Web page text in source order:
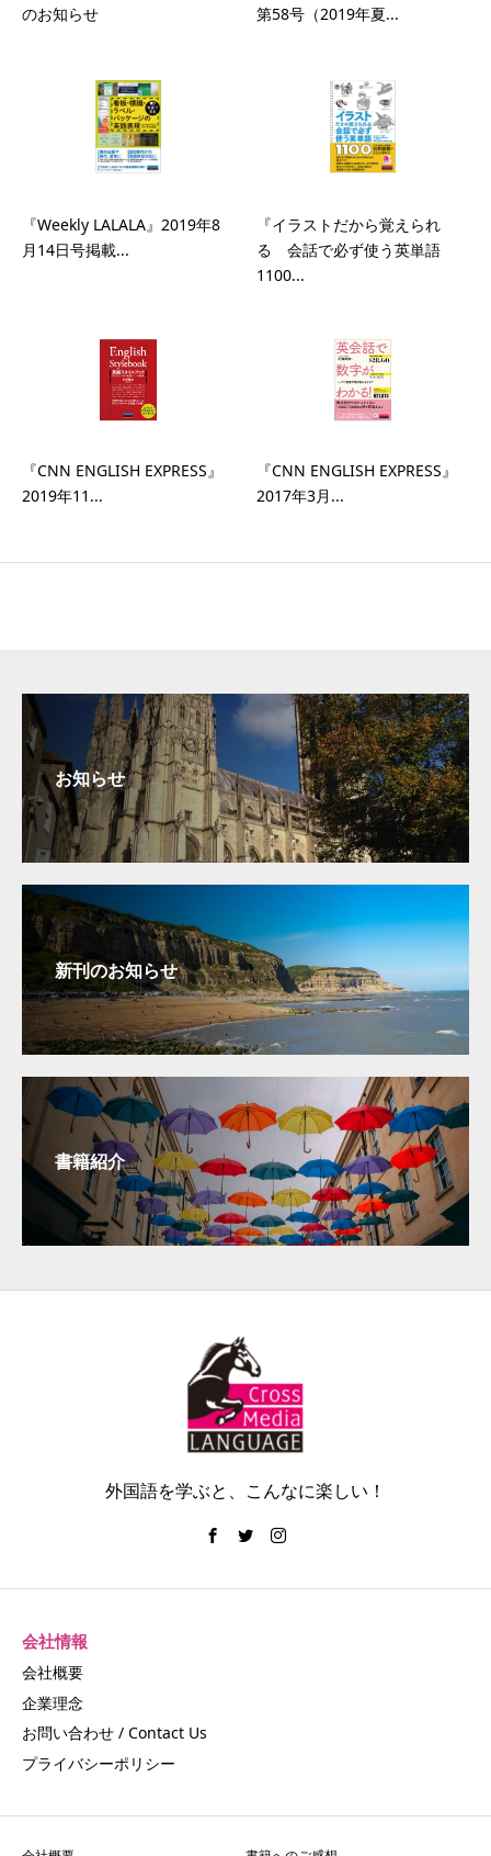
のお知らせ
第58号（2019年夏...
『Weekly LALALA』2019年8
月14日号掲載...
『イラストだから覚えられ
る 会話で必ず使う英単語
1100...
『CNN ENGLISH EXPRESS』
2019年11...
『CNN ENGLISH EXPRESS』
2017年3月...
お知らせ
新刊のお知らせ
書籍紹介
外国語を学ぶと、こんなに楽しい！
会社情報
会社概要
企業理念
お問い合わせ / Contact Us
プライバシーポリシー